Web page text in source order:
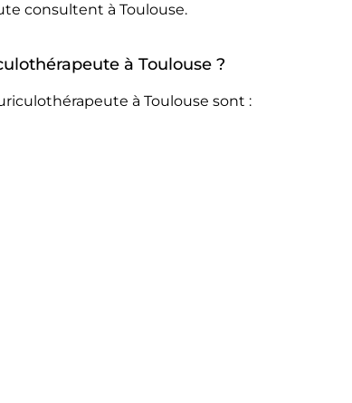
consultent à Toulouse.
à Toulouse ?
à Toulouse sont :